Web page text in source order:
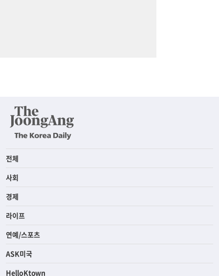
전체
사회
경제
라이프
연예/스포츠